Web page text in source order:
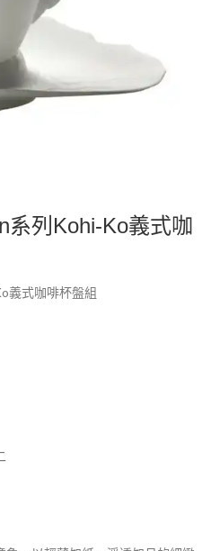
系列Kohi-Ko義式咖
義式咖啡杯盤組